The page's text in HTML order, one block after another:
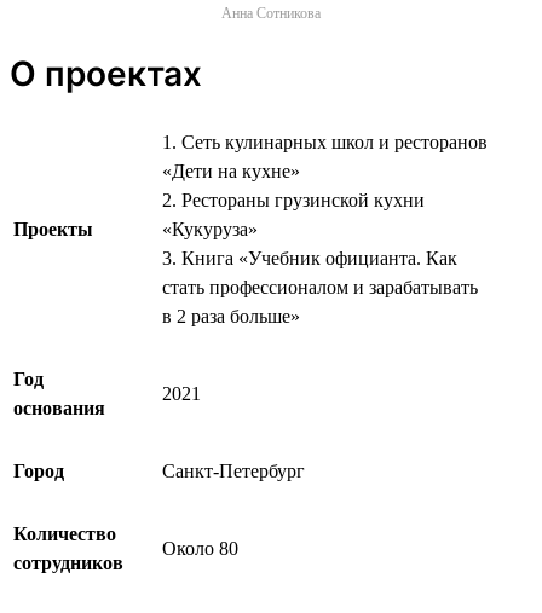
Анна Сотникова
О проектах
Проекты
1. Сеть кулинарных школ и ресторанов
«Дети на кухне»
2. Рестораны грузинской кухни
«Кукуруза»
3. Книга «Учебник официанта. Как
стать профессионалом и зарабатывать
в 2 раза больше»
Год
основания
2021
Город Санкт-Петербург
Количество
сотрудников
Около 80